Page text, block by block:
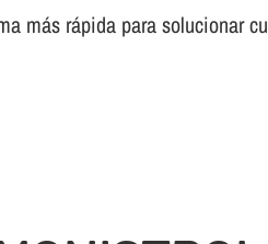
más rápida para solucionar